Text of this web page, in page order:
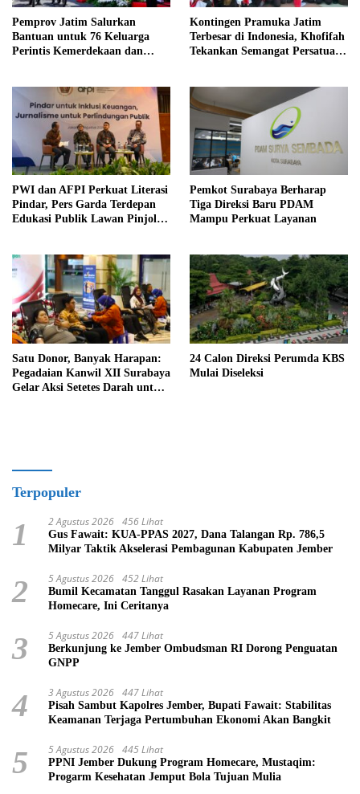
Pemprov Jatim Salurkan
Bantuan untuk 76 Keluarga
Perintis Kemerdekaan dan
Kontingen Pramuka Jatim
Terbesar di Indonesia, Khofifah
Tekankan Semangat Persatuan
PWI dan AFPI Perkuat Literasi
Pindar, Pers Garda Terdepan
Edukasi Publik Lawan Pinjol
Pemkot Surabaya Berharap
Tiga Direksi Baru PDAM
Mampu Perkuat Layanan
Satu Donor, Banyak Harapan:
Pegadaian Kanwil XII Surabaya
Gelar Aksi Setetes Darah untuk
24 Calon Direksi Perumda KBS
Mulai Diseleksi
Terpopuler
1 2 Agustus 2026 456 Lihat
Gus Fawait: KUA-PPAS 2027, Dana Talangan Rp. 786,5
Milyar Taktik Akselerasi Pembagunan Kabupaten Jember
2 5 Agustus 2026 452 Lihat
Bumil Kecamatan Tanggul Rasakan Layanan Program
Homecare, Ini Ceritanya
3 5 Agustus 2026 447 Lihat
Berkunjung ke Jember Ombudsman RI Dorong Penguatan
GNPP
4 3 Agustus 2026 447 Lihat
Pisah Sambut Kapolres Jember, Bupati Fawait: Stabilitas
Keamanan Terjaga Pertumbuhan Ekonomi Akan Bangkit
5 5 Agustus 2026 445 Lihat
PPNI Jember Dukung Program Homecare, Mustaqim:
Progarm Kesehatan Jemput Bola Tujuan Mulia